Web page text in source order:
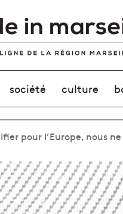
société culture
pour l’Europe, nous